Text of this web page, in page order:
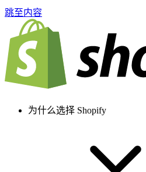
跳至内容
为什么选择 Shopify